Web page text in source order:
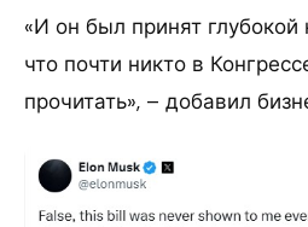
«И он был принят
что почти никто в
прочитать», – добавил